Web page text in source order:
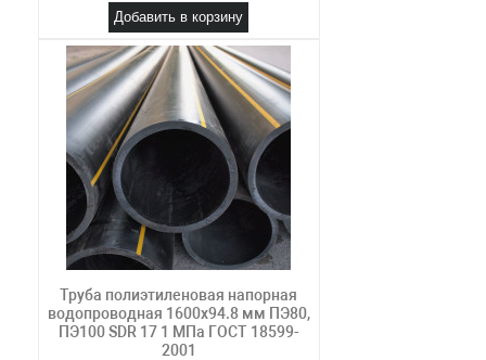
Добавить в корзину
Труба полиэтиленовая напорная
водопроводная 1600х94.8 мм ПЭ80,
ПЭ100 SDR 17 1 МПа ГОСТ 18599-
2001